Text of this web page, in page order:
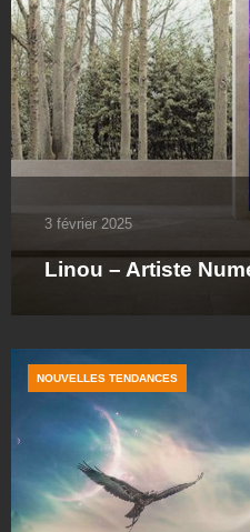
3 février 2025
Linou – Artiste
NOUVELLES TENDANCES